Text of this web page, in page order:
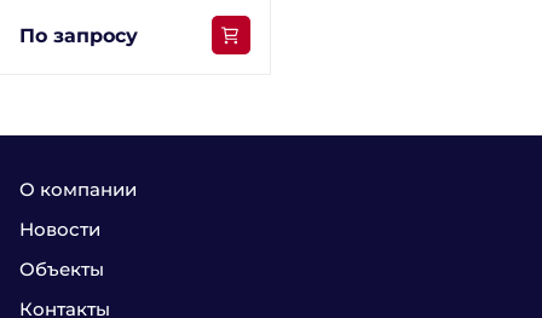
По запросу
О компании
Новости
Объекты
Контакты